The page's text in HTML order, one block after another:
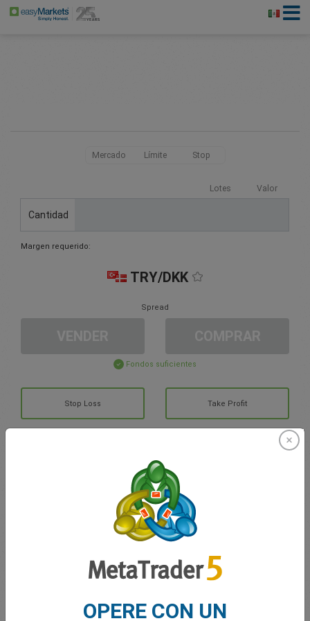
Mercado Límite Stop
Lotes Valor
Cantidad
Margen requerido:
TRY/DKK
Spread
Fondos suficientes
Stop Loss Take Profit
Cree una cuenta de trading
OPERE CON UN